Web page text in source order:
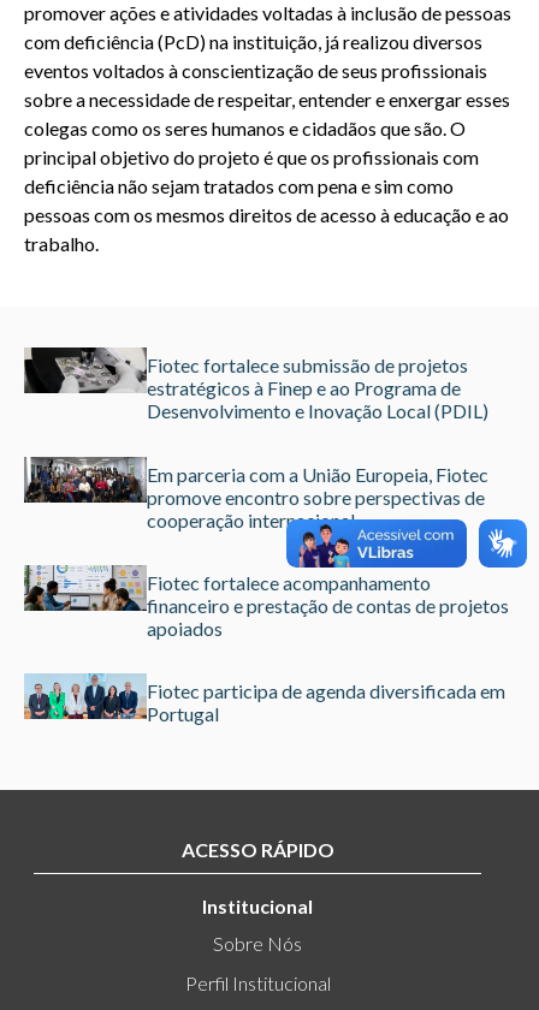
promover ações e atividades voltadas à inclusão de pessoas
com deficiência (PcD) na instituição, já realizou diversos
eventos voltados à conscientização de seus profissionais
sobre a necessidade de respeitar, entender e enxergar esses
colegas como os seres humanos e cidadãos que são. O
principal objetivo do projeto é que os profissionais com
deficiência não sejam tratados com pena e sim como
pessoas com os mesmos direitos de acesso à educação e ao
trabalho.
Fiotec fortalece submissão de projetos
estratégicos à Finep e ao Programa de
Desenvolvimento e Inovação Local (PDIL)
Em parceria com a União Europeia, Fiotec
promove encontro sobre perspectivas de
cooperação internacional
Fiotec fortalece acompanhamento
financeiro e prestação de contas de projetos
apoiados
Fiotec participa de agenda diversificada em
Portugal
ACESSO RÁPIDO
Institucional
Sobre Nós
Perfil Institucional